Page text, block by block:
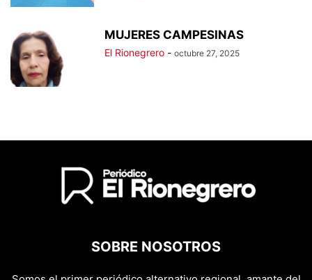
MUJERES CAMPESINAS
El Rionegrero - octubre 27, 2025
SOBRE NOSOTROS